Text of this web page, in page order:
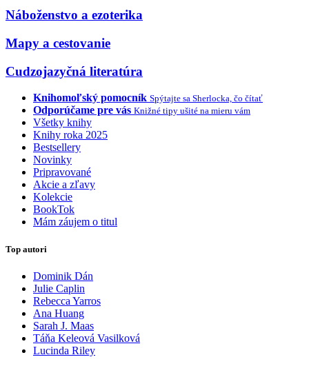
Náboženstvo a ezoterika
Mapy a cestovanie
Cudzojazyčná literatúra
Knihomoľský pomocník Spýtajte sa Sherlocka, čo čítať
Odporúčame pre vás Knižné tipy ušité na mieru vám
Všetky knihy
Knihy roka 2025
Bestsellery
Novinky
Pripravované
Akcie a zľavy
Kolekcie
BookTok
Mám záujem o titul
Top autori
Dominik Dán
Julie Caplin
Rebecca Yarros
Ana Huang
Sarah J. Maas
Táňa Keleová Vasilková
Lucinda Riley